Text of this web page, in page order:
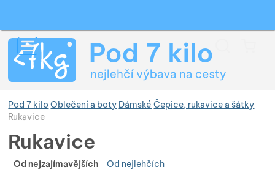
Pod 7 kilo Oblečení a boty Dámské Čepice, rukavice a šátky
Rukavice
Rukavice
Od nejzajímavějších
Od nejlehčích
Zobrazit více